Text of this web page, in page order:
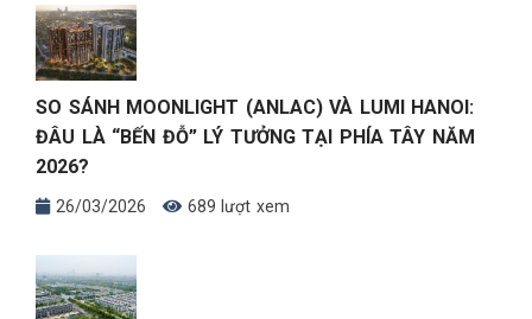
SO SÁNH MOONLIGHT (ANLAC) VÀ LUMI HANOI:
ĐÂU LÀ “BẾN ĐỖ” LÝ TƯỞNG TẠI PHÍA TÂY NĂM
2026?
26/03/2026 689 lượt xem